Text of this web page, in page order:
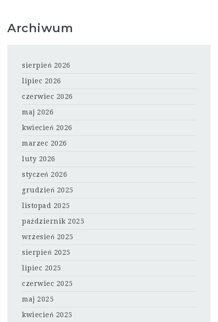
Archiwum
sierpień 2026
lipiec 2026
czerwiec 2026
maj 2026
kwiecień 2026
marzec 2026
luty 2026
styczeń 2026
grudzień 2025
listopad 2025
październik 2025
wrzesień 2025
sierpień 2025
lipiec 2025
czerwiec 2025
maj 2025
kwiecień 2025